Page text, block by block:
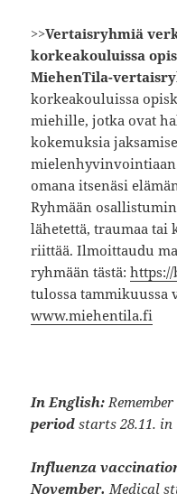
>>Vertaisryhmiä
korkeakouluissa
MiehenTila-
korkeakouluissa
miehille, jotka ovat
kokemuksia
omana itsenäsi
Ryhmään
lähetettä, traumaa tai
riittää. Ilmoittaudu
ryhmään tästä:https://
tulossa tammikuussa
www.miehentila.fi
In English:
periodstarts 28.11.
Influenza
November. Medical